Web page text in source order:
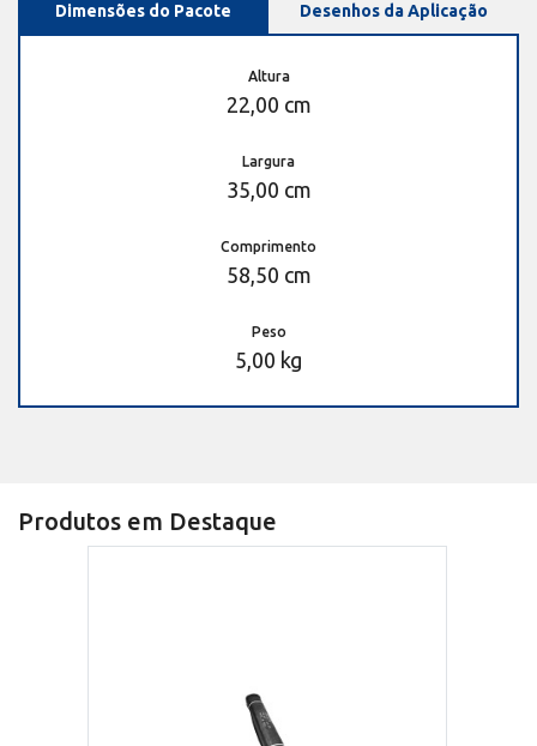
Dimensões do Pacote Desenhos da Aplicação
Altura
22,00 cm
Largura
35,00 cm
Comprimento
58,50 cm
Peso
5,00 kg
Produtos em Destaque